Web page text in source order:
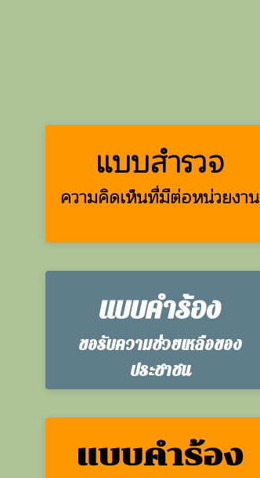
แบบสำรวจ
ความคิดเห็นที่มีต่อหน่วยงาน
แบบคำร้อง
ขอรับความช่วยเหลือของ
ประชาชน
แบบคำร้อง